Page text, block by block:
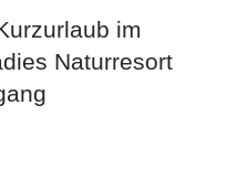
im
Naturresort